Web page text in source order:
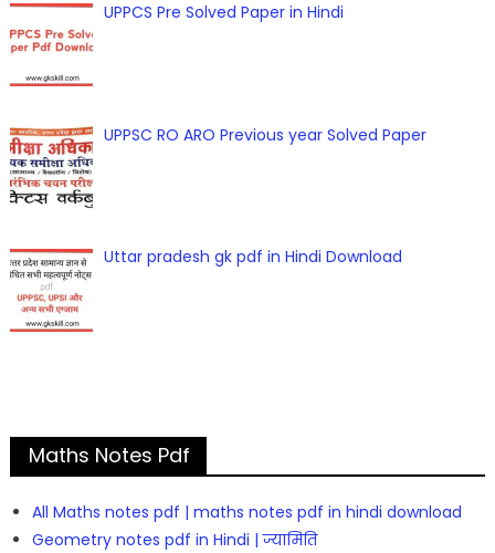
UPPCS Pre Solved Paper in Hindi
UPPSC RO ARO Previous year Solved Paper
Uttar pradesh gk pdf in Hindi Download
Maths Notes Pdf
All Maths notes pdf | maths notes pdf in hindi download
Geometry notes pdf in Hindi | ज्यामिति